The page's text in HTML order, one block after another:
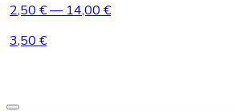
2,50 €— 14,00 €
3,50 €